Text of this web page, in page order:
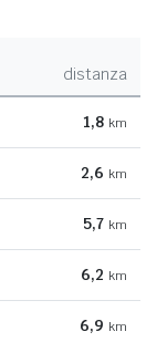
distanza
1,8 km
2,6 km
5,7 km
6,2 km
6,9 km